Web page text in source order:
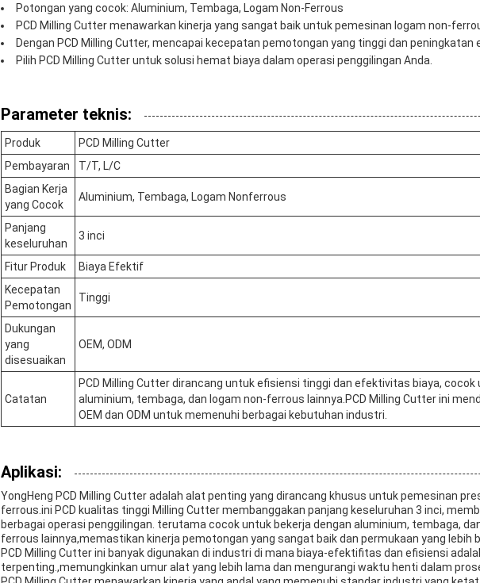
Potongan yang cocok: Aluminium, Tembaga, Logam Non-Ferrous
PCD Milling Cutter menawarkan kinerja yang sangat baik untuk pemesinan logam non-
Dengan PCD Milling Cutter, mencapai kecepatan pemotongan yang tinggi dan peningkatan
Pilih PCD Milling Cutter untuk solusi hemat biaya dalam operasi penggilingan Anda.
Parameter teknis:
Produk
PCD Milling Cutter
Pembayaran
T/T, L/C
Bagian Kerja
yang Cocok
Aluminium, Tembaga, Logam Nonferrous
Panjang
keseluruhan
3 inci
Fitur Produk
Biaya Efektif
Kecepatan
Pemotongan
Tinggi
Dukungan
yang
disesuaikan
OEM, ODM
Catatan
PCD Milling Cutter dirancang untuk efisiensi tinggi dan efektivitas biaya, cocok
aluminium, tembaga, dan logam non-ferrous lainnya.PCD Milling Cutter ini
OEM dan ODM untuk memenuhi berbagai kebutuhan industri.
Aplikasi:
YongHeng PCD Milling Cutter adalah alat penting yang dirancang khusus untuk pemesinan
ferrous.ini PCD kualitas tinggi Milling Cutter membanggakan panjang keseluruhan 3 inci,
berbagai operasi penggilingan. terutama cocok untuk bekerja dengan aluminium, tembaga,
ferrous lainnya,memastikan kinerja pemotongan yang sangat baik dan permukaan yang lebih
PCD Milling Cutter ini banyak digunakan di industri di mana biaya-efektifitas dan efisiensi
terpenting.,memungkinkan umur alat yang lebih lama dan mengurangi waktu henti dalam